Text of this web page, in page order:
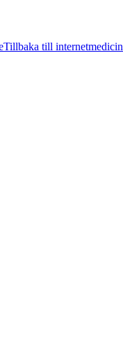
Tillbaka till internetmedicin